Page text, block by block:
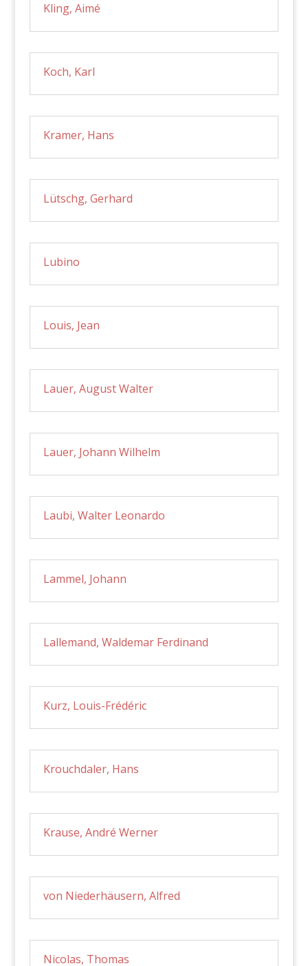
Kling, Aimé
Koch, Karl
Kramer, Hans
Lütschg, Gerhard
Lubino
Louis, Jean
Lauer, August Walter
Lauer, Johann Wilhelm
Laubi, Walter Leonardo
Lammel, Johann
Lallemand, Waldemar Ferdinand
Kurz, Louis-Frédéric
Krouchdaler, Hans
Krause, André Werner
von Niederhäusern, Alfred
Nicolas, Thomas